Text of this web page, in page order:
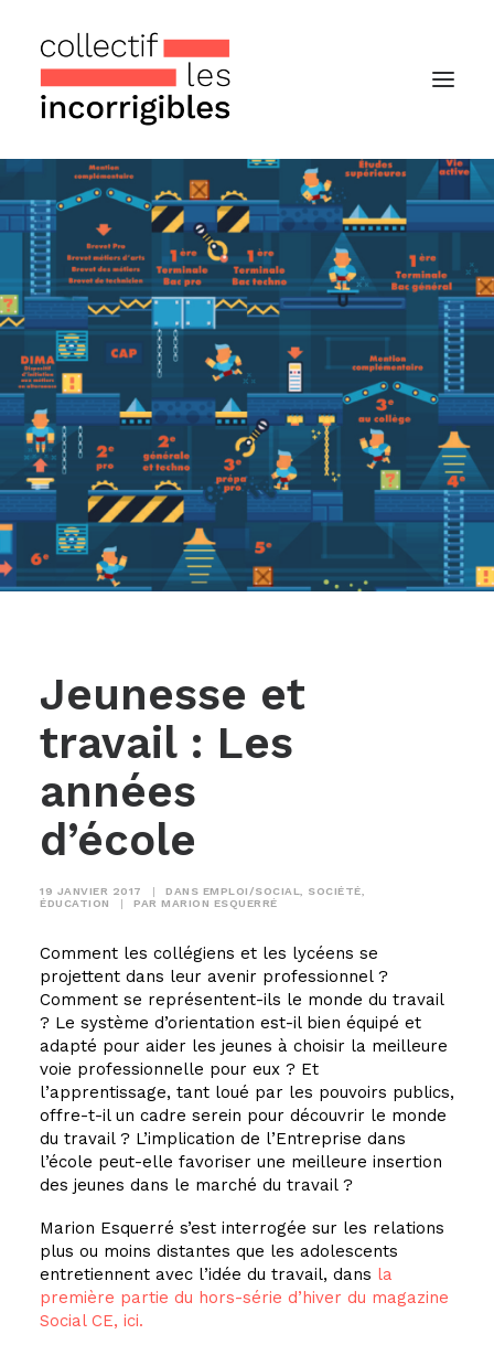
Accueil
Le collectif
Nos actualités
Notre « Incolettre » mensuelle
Recherche
Jeunesse et
travail : Les
années
d’école
19 JANVIER 2017 | DANS EMPLOI/SOCIAL SOCIÉTÉ
ÉDUCATION
| PAR MARION ESQUERRÉ
Comment les collégiens et les lycéens se
projettent dans leur avenir professionnel ?
Comment se représentent-ils le monde du travail
? Le système d’orientation est-il bien équipé et
adapté pour aider les jeunes à choisir la meilleure
voie professionnelle pour eux ? Et
l’apprentissage, tant loué par les pouvoirs publics,
offre-t-il un cadre serein pour découvrir le monde
du travail ? L’implication de l’Entreprise dans
l’école peut-elle favoriser une meilleure insertion
des jeunes dans le marché du travail ?
Marion Esquerré s’est interrogée sur les relations
plus ou moins distantes que les adolescents
entretiennent avec l’idée du travail, dans la
première partie du hors-série d’hiver du magazine
Social CE, ici.